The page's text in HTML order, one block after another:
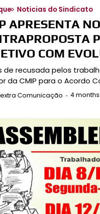
Noticias do Sindicato
APRESENTA
COM
de recusada pelos
da CMIP para o Acordo
Comunicação 4